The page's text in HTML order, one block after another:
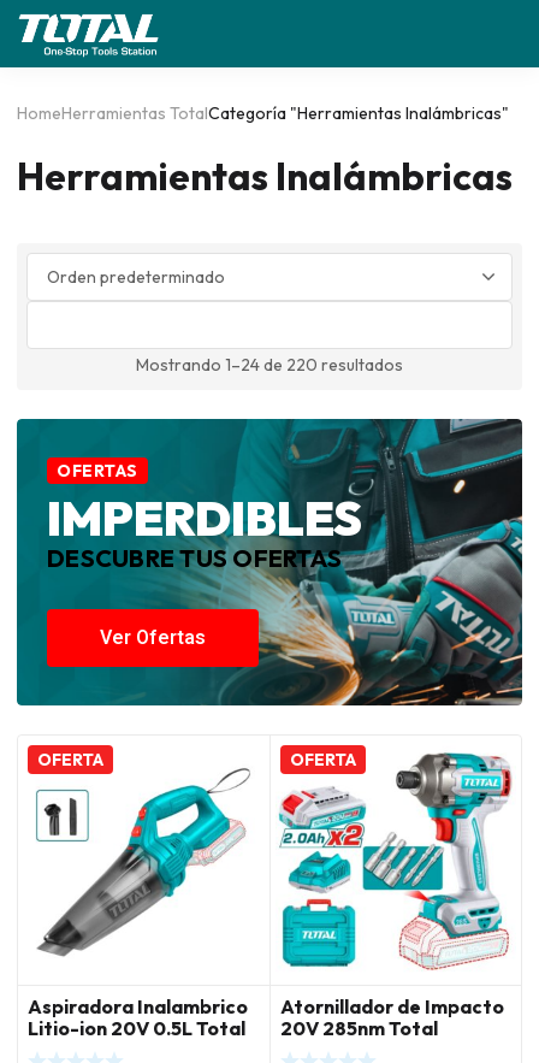
HomeHerramientas TotalCategoría "Herramientas Inalámbricas"
Herramientas Inalámbricas
Mostrando 1–24 de 220 resultados
OFERTAS
IMPERDIBLES
DESCUBRE TUS OFERTAS
Ver Ofertas
OFERTA
Aspiradora Inalambrico
Litio-ion 20V 0.5L Total
OFERTA
Atornillador de Impacto
20V 285nm Total